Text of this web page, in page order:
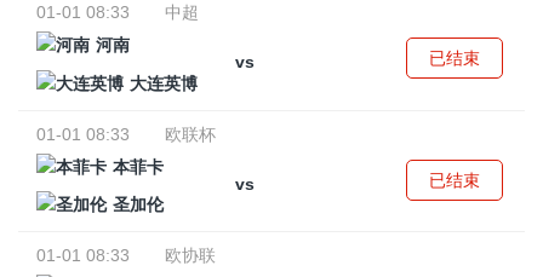
01-01 08:33
中超
河南
vs
大连英博
已结束
01-01 08:33
欧联杯
本菲卡
vs
圣加伦
已结束
01-01 08:33
欧协联